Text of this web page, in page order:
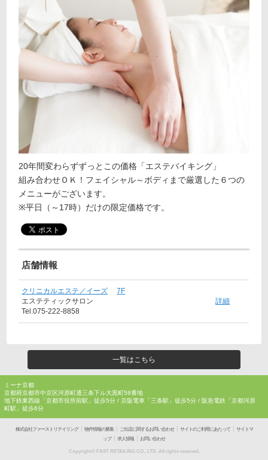
20年間変わらずずっとこの価格「エステバイキング」
組み合わせＯＫ！フェイシャル～ボディまで厳選した６つの
メニューがございます。
※平日（～17時）だけの限定価格です。
店舗情報
クリニカルエステ／イーズ
7F
エステティックサロン
Tel.075-222-8858
詳細
一覧はこちら
ミーナ京都
京都府京都市中京区河原町通三条下ル大黒町58番地
地下鉄東西線「京都市役所前駅」徒歩5分 / 京阪電車「三条駅」徒歩5分 / 阪急電鉄「京都河原
町駅」徒歩6分
株式会社ファーストリテイリング｜ 物件情報の募集｜ ご出店に関するお問い合わせ｜ サイトのご利用にあたって｜
サイトマ
ップ｜ 求人情報 お問い合わせ
Copyright© FAST RETAILING CO., LTD. All rights reserved.